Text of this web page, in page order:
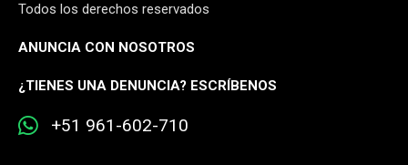
Todos los derechos reservados
ANUNCIA CON NOSOTROS
¿TIENES UNA DENUNCIA? ESCRÍBENOS
+51 961-602-710